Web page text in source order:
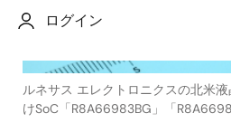
ログイン
ルネサス エレクトロニクスの北米
けSoC「R8A66983BG」「